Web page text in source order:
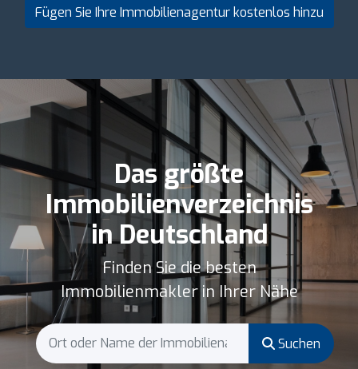
Fügen Sie Ihre Immobilienagentur kostenlos hinzu
Das größte
Immobilienverzeichnis
in Deutschland
Finden Sie die besten
Immobilienmakler in Ihrer Nähe
Suchen